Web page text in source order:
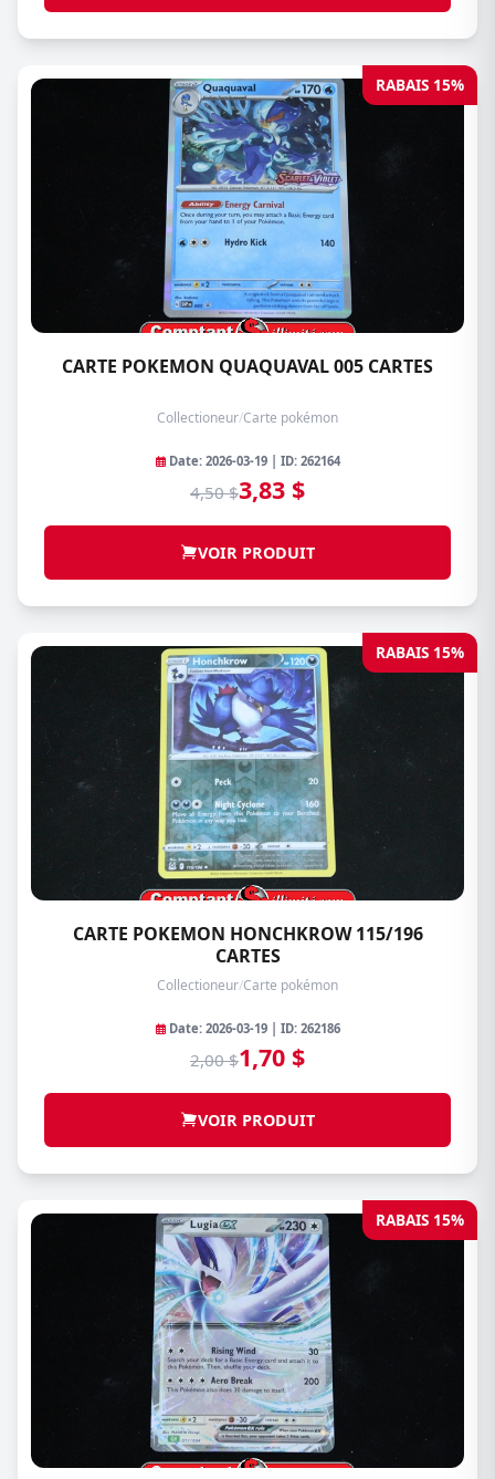
RABAIS 15%
CARTE POKEMON QUAQUAVAL 005 CARTES
Collectioneur/Carte pokémon
Date: 2026-03-19 | ID: 262164
4,50 $3,83 $
VOIR PRODUIT
RABAIS 15%
CARTE POKEMON HONCHKROW 115/196
CARTES
Collectioneur/Carte pokémon
Date: 2026-03-19 | ID: 262186
2,00 $1,70 $
VOIR PRODUIT
RABAIS 15%